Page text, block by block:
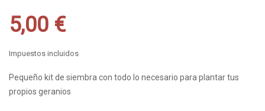
5,00 €
Impuestos incluidos
Pequeño kit de siembra con todo lo necesario para plantar tus
propios geranios